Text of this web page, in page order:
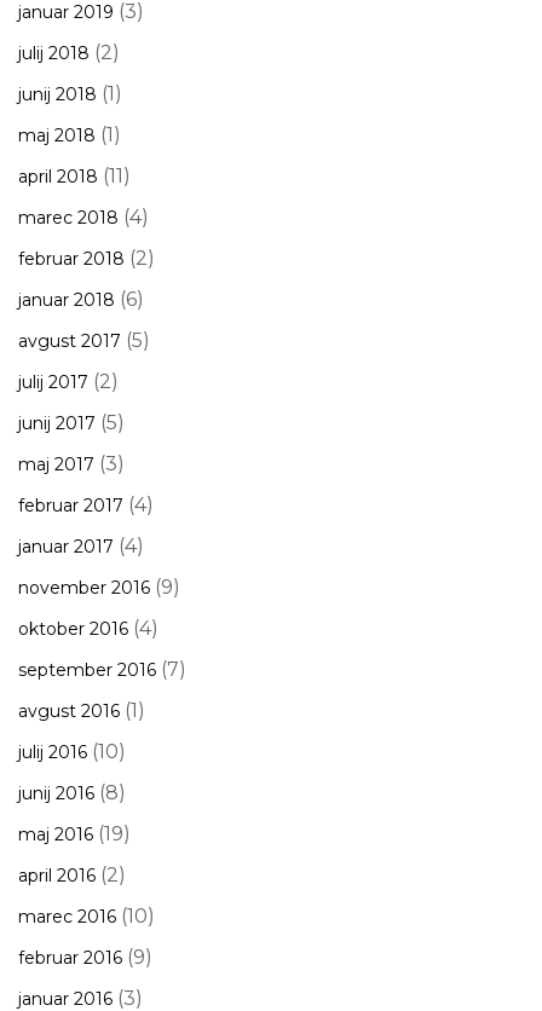
januar 2019 (3)
julij 2018 (2)
junij 2018 (1)
maj 2018 (1)
april 2018 (11)
marec 2018 (4)
februar 2018 (2)
januar 2018 (6)
avgust 2017 (5)
julij 2017 (2)
junij 2017 (5)
maj 2017 (3)
februar 2017 (4)
januar 2017 (4)
november 2016 (9)
oktober 2016 (4)
september 2016 (7)
avgust 2016 (1)
julij 2016 (10)
junij 2016 (8)
maj 2016 (19)
april 2016 (2)
marec 2016 (10)
februar 2016 (9)
januar 2016 (3)